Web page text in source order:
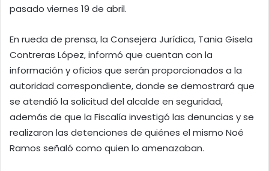
pasado viernes 19 de abril.
En rueda de prensa, la Consejera Jurídica, Tania Gisela
Contreras López, informó que cuentan con la
información y oficios que serán proporcionados a la
autoridad correspondiente, donde se demostrará que
se atendió la solicitud del alcalde en seguridad,
además de que la Fiscalía investigó las denuncias y se
realizaron las detenciones de quiénes el mismo Noé
Ramos señaló como quien lo amenazaban.